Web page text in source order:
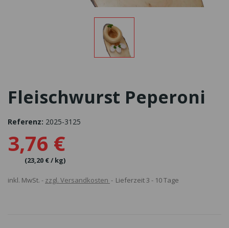
Fleischwurst Peperoni
Referenz: 2025-3125
3,76 €
(23,20 € / kg)
inkl. MwSt. zzgl. Versandkosten Lieferzeit 3 - 10 Tage